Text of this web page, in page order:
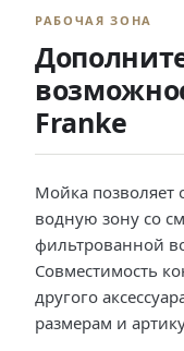
РАБОЧАЯ ЗОНА
Franke
Мойка позволяет
водную зону со
фильтрованной
Совместимость
другого
размерам и